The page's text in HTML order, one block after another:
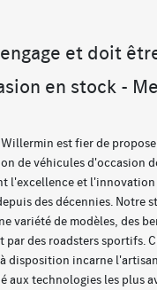
et doit
en stock -
est fier de
de véhicules d'occasion
l'excellence et
des décennies. Notre
variété de modèles, des
par des roadsters sportifs.
disposition incarne
aux technologies les plus